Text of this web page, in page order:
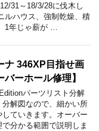
31～18/3/28に伐木し
ルハウス、強制乾燥、積
1年じゃ薪が …
ナ 346XP目指せ画
ーホール修理】
パーツリスト分解
解図なので、細かい所
ていきます。オーバー
分かる範囲で説明しま